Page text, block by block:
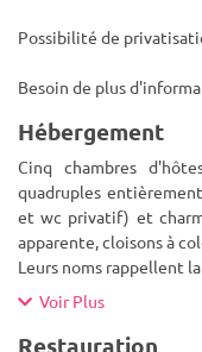
Possibilité de
Besoin de plus
Hébergement
Cinq chambres
quadruples
et wc privatif) et
apparente, cloisons à
Leurs noms rappellent
Voir Plus
Restauration